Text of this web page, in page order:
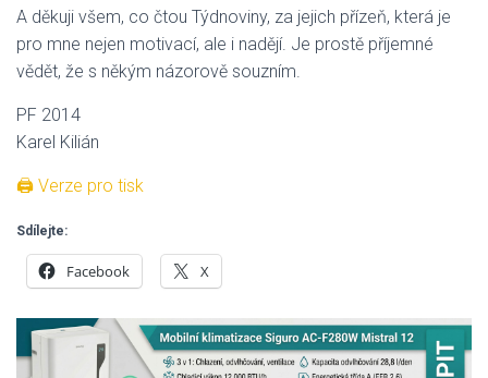
A děkuji všem, co čtou Týdnoviny, za jejich přízeň, která je
pro mne nejen motivací, ale i nadějí. Je prostě příjemné
vědět, že s někým názorově souzním.
PF 2014
Karel Kilián
🖨 Verze pro tisk
Sdílejte:
Facebook X